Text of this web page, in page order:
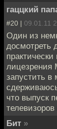
гаццкий
#20 | 09.01.11
Один из
досмотреть
лицезрения
запустить
что выпуск
Бит »